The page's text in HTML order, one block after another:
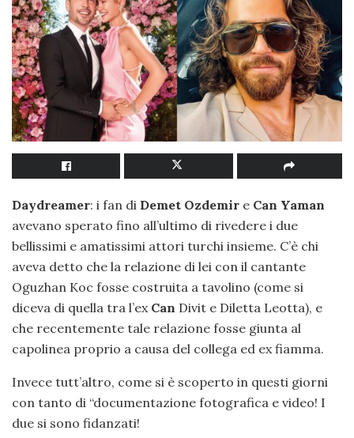
Daydreamer: i fan di Demet Ozdemir e Can Yaman
avevano sperato fino all’ultimo di rivedere i due
bellissimi e amatissimi attori turchi insieme. C’è chi
aveva detto che la relazione di lei con il cantante
Oguzhan Koc fosse costruita a tavolino (come si
diceva di quella tra l’ex Can Divit e Diletta Leotta), e
che recentemente tale relazione fosse giunta al
capolinea proprio a causa del collega ed ex fiamma.
Invece tutt’altro, come si è scoperto in questi giorni
con tanto di “documentazione fotografica e video! I
due si sono fidanzati!